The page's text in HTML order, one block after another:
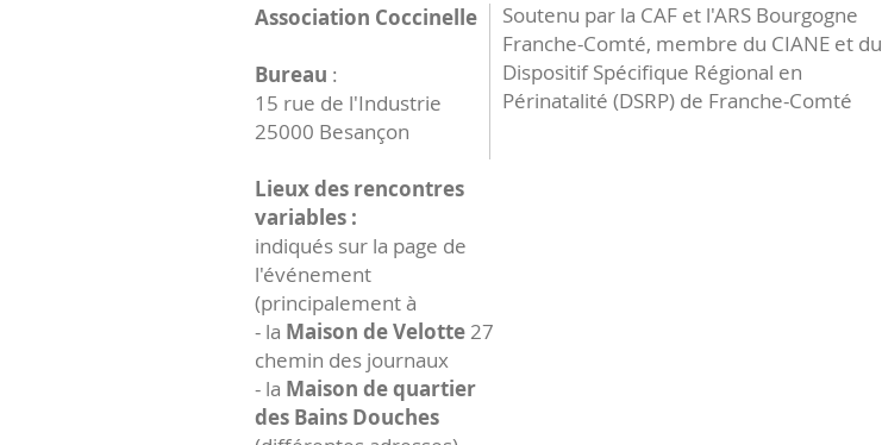
Association Coccinelle
Bureau :
15 rue de l'Industrie
25000 Besançon
Lieux des rencontres
variables :
indiqués sur la page de
l'événement
(principalement à
- la Maison de Velotte27
chemin des journaux
- la Maison de quartier
des Bains Douches
Soutenu par la CAF et l'ARS Bourgogne
Franche-Comté, membre du CIANE et du
Dispositif Spécifique Régional en
Périnatalité (DSRP) de Franche-Comté